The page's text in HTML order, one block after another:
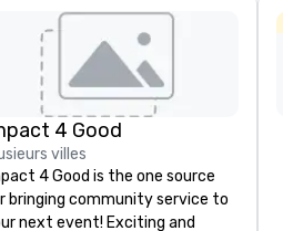
4 Good
villes
4 Good is the one source
bringing community service to
next event! Exciting and